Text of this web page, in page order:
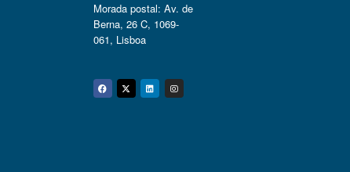
Morada postal: Av. de
Berna, 26 C, 1069-
061, Lisboa
Facebook
Twitter
Linkedin
Instagram